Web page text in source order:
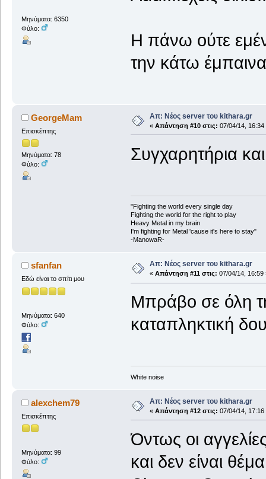
Μηνύματα: 6350
Φύλο:
Η πάνω ούτε
την κάτω
GeorgeMam
Επισκέπτης
Μηνύματα: 78
Φύλο:
Απ: Νέος server του kithara.gr
« Απάντηση #10 στις: 07/04/14, 16:34
Συγχαρητήρια
"Fighting the world every single day
Fighting the world for the right to play
Heavy Metal in my brain
I'm fighting for Metal 'cause it's here to stay"
-ManowaR-
sfanfan
Εδώ είναι το σπίτι μου
Μηνύματα: 640
Φύλο:
Απ: Νέος server του kithara.gr
« Απάντηση #11 στις: 07/04/14, 16:59
Μπράβο σε όλη
καταπληκτική
White noise
alexchem79
Επισκέπτης
Μηνύματα: 99
Φύλο:
Απ: Νέος server του kithara.gr
« Απάντηση #12 στις: 07/04/14, 17:16
Όντως οι
και δεν είναι